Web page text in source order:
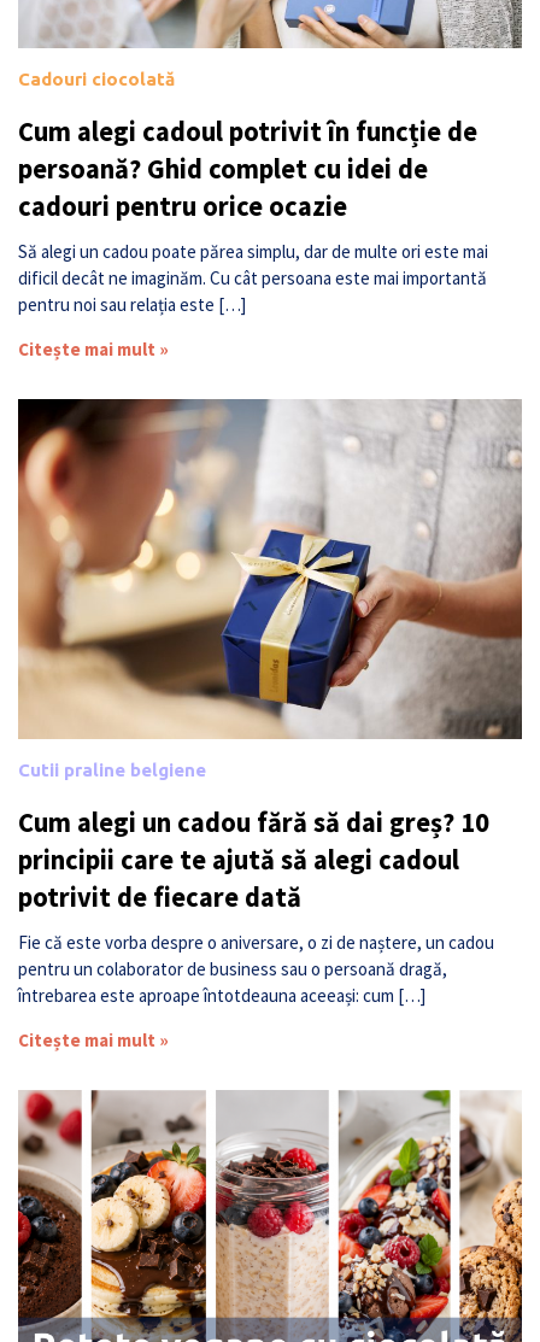
Cadouri ciocolată
Cum alegi cadoul potrivit în funcție de
persoană? Ghid complet cu idei de
cadouri pentru orice ocazie
Să alegi un cadou poate părea simplu, dar de multe ori este mai
dificil decât ne imaginăm. Cu cât persoana este mai importantă
pentru noi sau relația este […]
Citește mai mult »
Cutii praline belgiene
Cum alegi un cadou fără să dai greș? 10
principii care te ajută să alegi cadoul
potrivit de fiecare dată
Fie că este vorba despre o aniversare, o zi de naștere, un cadou
pentru un colaborator de business sau o persoană dragă,
întrebarea este aproape întotdeauna aceeași: cum […]
Citește mai mult »